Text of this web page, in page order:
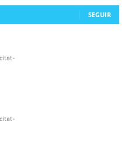
SEGUIR